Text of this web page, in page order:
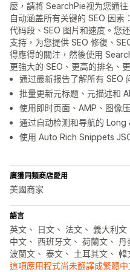
麼，請將 SearchPie视为您通
自动涵盖所有关键的 SEO 因素
代码段、SEO 图片和速度。您
支持，为您提供 SEO 修復、
得應得的關注，然後使用
更強大的 SEO、更高的排名、
通过最新报告了解所有 SEO
批量更新元标题、元描述和
使用即时页面、AMP、图像
通过自动检测和导航的
使用 Auto Rich Snippets
廣獲同類商店愛用
美國商家
語言
英文、 日文、 法文、 義大利
中文、 西班牙文、 荷蘭文、
波蘭文、 泰文、 土耳其文、 韓
這項應用程式尚未翻譯成繁體中